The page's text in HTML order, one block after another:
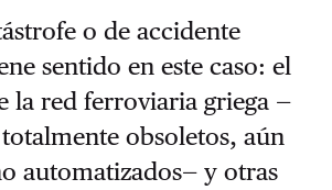
o de accidente
sentido en este caso: el
la red ferroviaria griega —
obsoletos, aún
automatizados— y otras